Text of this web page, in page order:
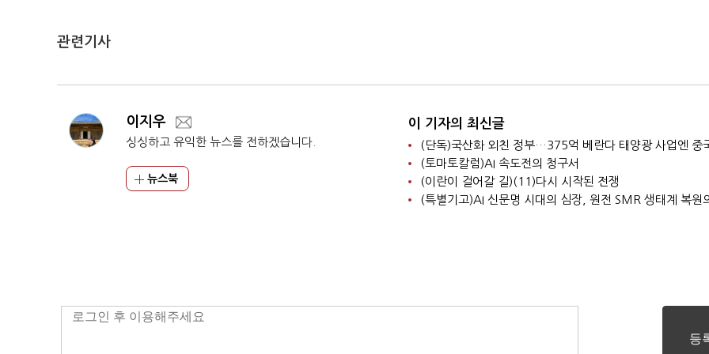
관련기사
이지우
싱싱하고 유익한 뉴스를 전하겠습니다.
뉴스북
이 기자의 최신글
(토마토칼럼)AI 속도전의 청구서
(이란이 걸어갈 길)(11)다시 시작된 전쟁